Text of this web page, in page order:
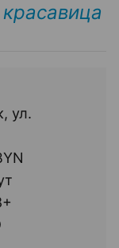
ул.